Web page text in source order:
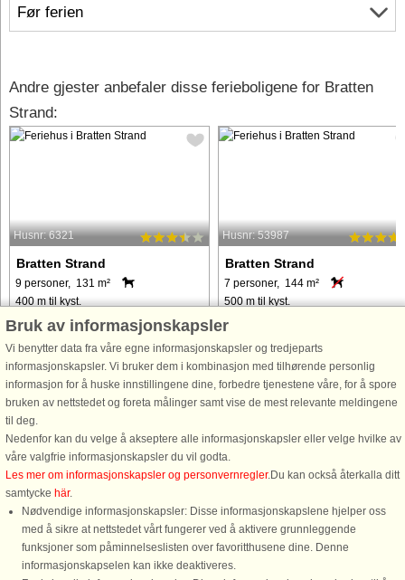
Før ferien
Andre gjester anbefaler disse ferieboligene for Bratten
Strand:
Husnr: 6321
Bratten Strand
9 personer, 131 m²
400 m til kyst.
Sommerhus med swimmingpool,
spabad og sauna samt diverse
aktiviteter beliggende tæt på den
børnevenlige Bratten Strand. Der er
ikke langt til købmanden, legepladsen
og stranden med den dejlige
badebro. ...
fra 5.377 NOK
Husnr: 53987
Bratten Strand
7 personer, 144 m²
500 m til kyst.
Lyst, moderne og velindrettet
med swimmingpool, spabad og
beliggende tæt på den populære,
børnevenlige Bratten Strand.
Sommerhusets poolområde omfatter
sauna ...
fra 9.891 NOK
Bruk av informasjonskapsler
Vi benytter data fra våre egne informasjonskapsler og tredjeparts
informasjonskapsler. Vi bruker dem i kombinasjon med tilhørende personlig
informasjon for å huske innstillingene dine, forbedre tjenestene våre, for å spore
bruken av nettstedet og foreta målinger samt vise de mest relevante meldingene
til deg.
Nedenfor kan du velge å akseptere alle informasjonskapsler eller velge hvilke av
våre valgfrie informasjonskapsler du vil godta.
Les mer om informasjonskapsler og personvernregler.Du kan också återkalla ditt
samtycke här.
Nødvendige informasjonskapsler: Disse informasjonskapslene hjelper oss
med å sikre at nettstedet vårt fungerer ved å aktivere grunnleggende
funksjoner som påminnelseslisten over favoritthusene dine. Denne
informasjonskapselen kan ikke deaktiveres.